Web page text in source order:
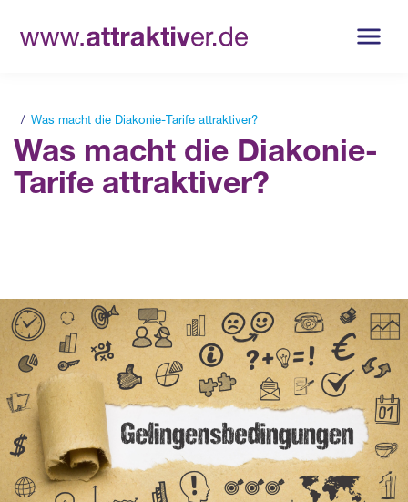
Was macht die Diakonie-Tarife attraktiver?
Was macht die Diakonie-
Tarife attraktiver?